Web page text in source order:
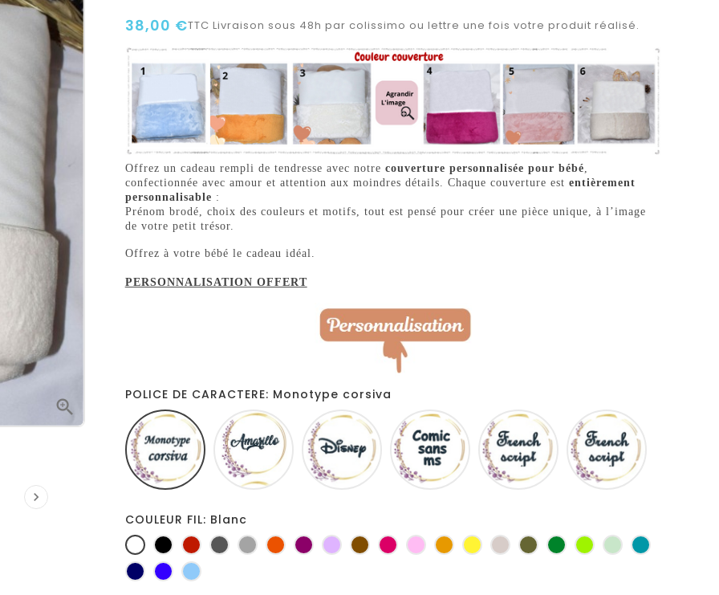


38,00 €TTC Livraison sous 48h par colissimo ou lettre une fois votre produit réalisé.
Offrez un cadeau rempli de tendresse avec notre couverture personnalisée pour bébé
confectionnée avec amour et attention aux moindres détails. Chaque couverture est entièrement
personnalisable :
Prénom brodé, choix des couleurs et motifs, tout est pensé pour créer une pièce unique, à l’image
de votre petit trésor.
Offrez à votre bébé le cadeau idéal.
PERSONNALISATION OFFERT
POLICE DE CARACTERE: Monotype corsiva
Monotype
corsiva
Amarillo Disney
Comic
sans
ms
French
script
COULEUR FIL: Blanc
BlancNoir RougeGris
foncé
Gris
clair
Orange
PruneLilasMarronFuchsia
RoseJaune
d'or
jauneFicelleKaki Vert
bouteille
Anis Vert
d'eau
Turquoise
MarineBleu
roi
Bleu